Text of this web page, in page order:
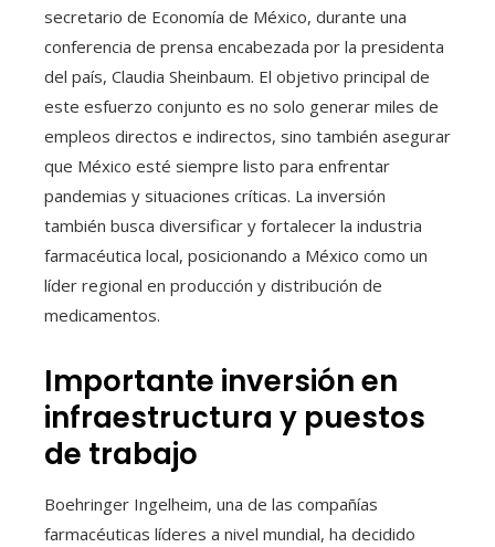
secretario de Economía de México, durante una
conferencia de prensa encabezada por la presidenta
del país, Claudia Sheinbaum. El objetivo principal de
este esfuerzo conjunto es no solo generar miles de
empleos directos e indirectos, sino también asegurar
que México esté siempre listo para enfrentar
pandemias y situaciones críticas. La inversión
también busca diversificar y fortalecer la industria
farmacéutica local, posicionando a México como un
líder regional en producción y distribución de
medicamentos.
Importante inversión en
infraestructura y puestos
de trabajo
Boehringer Ingelheim, una de las compañías
farmacéuticas líderes a nivel mundial, ha decidido